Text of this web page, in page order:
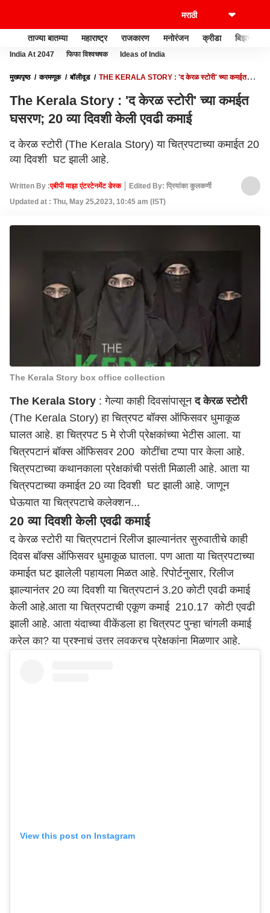
ताज्या बातम्या महाराष्ट्र राजकारण मनोरंजन क्रीडा बिझनेस
India At 2047 फिफा विश्वचषक Ideas of India
मुख्यपृष्ठ करमणूक बॉलीवूड
THE KERALA STORY : 'द केरळ स्टोरी' च्या कमईत
The Kerala Story : 'द केरळ स्टोरी' च्या कमईत
घसरण; 20 व्या दिवशी केली एवढी कमाई
द केरळ स्टोरी (The Kerala Story) या चित्रपटाच्या कमाईत 20
व्या दिवशी घट झाली आहे.
Written By :एबीपी माझा एंटरटेनमेंट डेस्क
Edited By: प्रियांका कुलकर्णी
Updated at : Thu, May 25,2023, 10:45 am (IST)
The Kerala Story box office collection
The Kerala Story : गेल्या काही दिवसांपासूनद केरळ स्टोरी
(The Kerala Story) हा चित्रपट बॉक्स ऑफिसवर धुमाकूळ
घालत आहे. हा चित्रपट 5 मे रोजी प्रेक्षकांच्या भेटीस आला. या
चित्रपटानं बॉक्स ऑफिसवर 200 कोटींचा टप्पा पार केला आहे.
चित्रपटाच्या कथानकाला प्रेक्षकांची पसंती मिळाली आहे. आता या
चित्रपटाच्या कमाईत 20 व्या दिवशी घट झाली आहे. जाणून
घेऊयात या चित्रपटाचे कलेक्शन...
20 व्या दिवशी केली एवढी कमाई
द केरळ स्टोरी या चित्रपटानं रिलीज झाल्यानंतर सुरुवातीचे काही
दिवस बॉक्स ऑफिसवर धुमाकूळ घातला. पण आता या चित्रपटाच्या
कमाईत घट झालेली पहायला मिळत आहे. रिपोर्टनुसार, रिलीज
झाल्यानंतर 20 व्या दिवशी या चित्रपटानं 3.20 कोटी एवढी कमाई
केली आहे.आता या चित्रपटाची एकूण कमाई 210.17 कोटी एवढी
झाली आहे. आता यंदाच्या वीकेंडला हा चित्रपट पुन्हा चांगली कमाई
करेल का? या प्रश्नाचं उत्तर लवकरच प्रेक्षकांना मिळणार आहे.
View this post on Instagram